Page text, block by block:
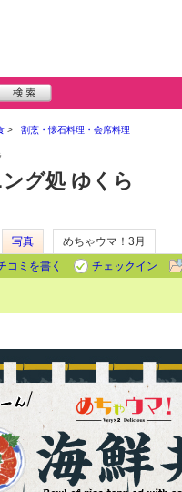
割烹・懐石料理・会席料理
グ処 ゆくら
写真
めちゃウマ！3月
コミを書く
チェックイン